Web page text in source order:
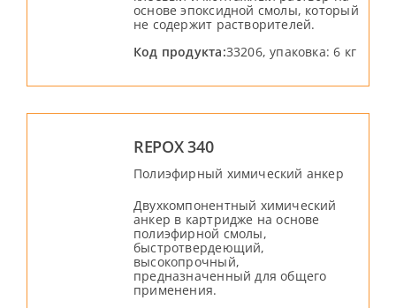
основе эпоксидной смолы, который
не содержит растворителей.
Код продукта:33206, упаковка: 6 кг
REPOX 340
Полиэфирный химический анкер
Двухкомпонентный химический
анкер в картридже на основе
полиэфирной смолы,
быстротвердеющий,
высокопрочный,
предназначенный для общего
применения.